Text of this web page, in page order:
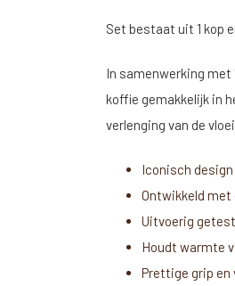
Set bestaat uit 1 kop
In samenwerking
koffie gemakkelijk in
verlenging van de
Iconisch design
Ontwikkeld
Uitvoerig getest
Houdt warmte
Prettige grip en